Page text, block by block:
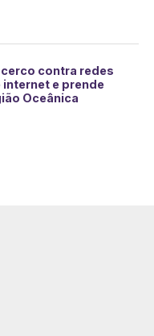
contra redes
e prende
Oceânica